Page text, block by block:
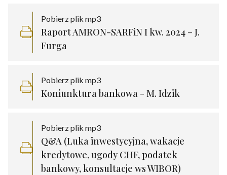
Pobierz plik mp3
Raport AMRON-SARFiN I kw. 2024 – J.
Furga
Pobierz plik mp3
Koniunktura bankowa - M. Idzik
Pobierz plik mp3
Q&A (Luka inwestycyjna, wakacje
kredytowe, ugody CHF, podatek
bankowy, konsultacje ws WIBOR)